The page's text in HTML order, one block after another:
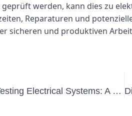
werden, kann dies zu
Reparaturen und
sicheren und produktiven
The Importance of Training and Testing Electrical Systems: A Guide to Schulung Prüfung Elektrischer Anlagen